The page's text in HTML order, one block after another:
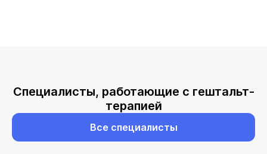
Специалисты, работающие с гештальт-
терапией
Все специалисты